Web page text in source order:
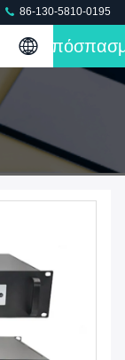
86-130-5810-0195